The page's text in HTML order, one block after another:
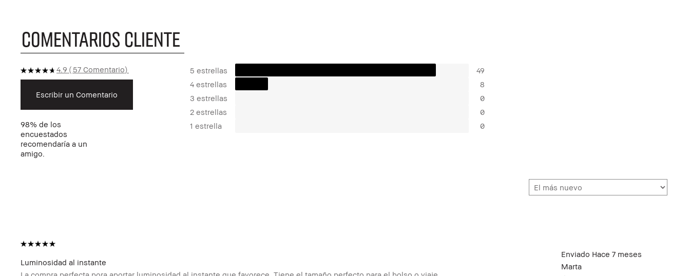
COMENTARIOS CLIENTE
4.9 57 Comentario
Escribir un Comentario
98% de los
encuestados
recomendaría a un
amigo.
5 estrellas
49
4 estrellas
8
3 estrellas
0
2 estrellas
0
1 estrella
0
Luminosidad al instante
Enviado Hace 7 meses
Marta